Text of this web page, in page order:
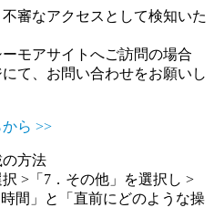
審なアクセスとして検知いた
モアサイトへご訪問の場合
て、お問い合わせをお願いし
ら >>
方法
>「7．その他」を選択し >
間」と「直前にどのような操